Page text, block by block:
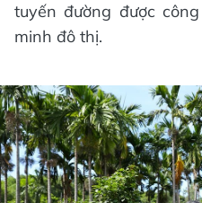
tuyến đường được
minh đô thị.